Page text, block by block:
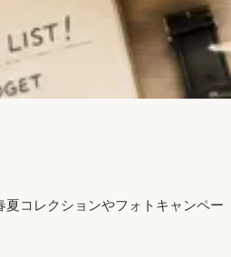
夏コレクションやフォトキャンペー